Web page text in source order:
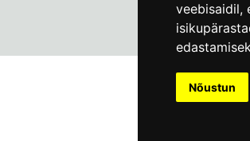
veebisaidil,
Nõustun